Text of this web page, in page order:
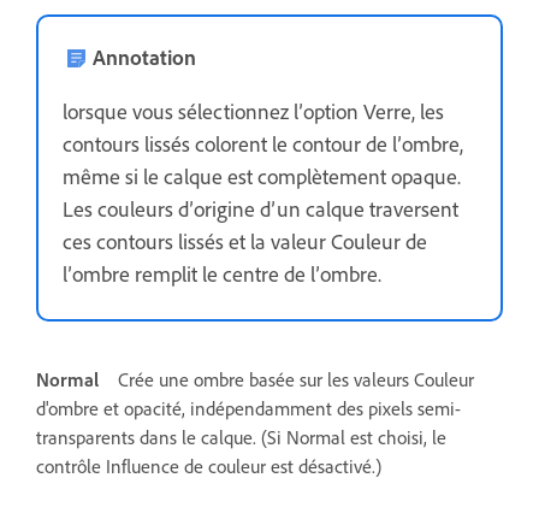
Annotation
lorsque vous sélectionnez l’option Verre, les
contours lissés colorent le contour de l’ombre,
même si le calque est complètement opaque.
Les couleurs d’origine d’un calque traversent
ces contours lissés et la valeur Couleur de
l’ombre remplit le centre de l’ombre.
Normal
Crée une ombre basée sur les valeurs Couleur
d'ombre et opacité, indépendamment des pixels semi-
transparents dans le calque. (Si Normal est choisi, le
contrôle Influence de couleur est désactivé.)